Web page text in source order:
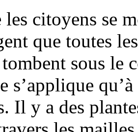
citoyens se
que toutes
sous le
s’applique
Il y a des